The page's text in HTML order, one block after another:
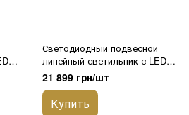
Светодиодный подвесной
линейный светильник с LED
профиля Круг 1000х70х40мм
220V Premium, арт. L0053
21 899 грн/шт
Купить